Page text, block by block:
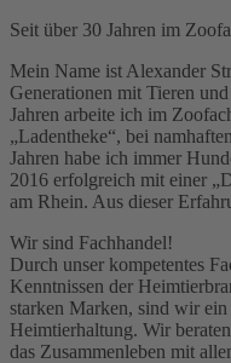
Seit über 30 Jahren im
Mein Name ist Alexander
Generationen mit Tieren
Jahren arbeite ich im
„Ladentheke“, bei
Jahren habe ich immer
2016 erfolgreich mit einer
am Rhein. Aus dieser
Wir sind Fachhandel!
Durch unser kompetentes
Kenntnissen der
starken Marken, sind wir
Heimtierhaltung. Wir
das Zusammenleben mit